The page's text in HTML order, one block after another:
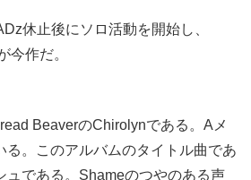
休止後にソロ活動を開始し、
今作だ。
BeaverのChirolynである。Aメ
る。このアルバムのタイトル曲であ
ュである。Shameのつやのある声